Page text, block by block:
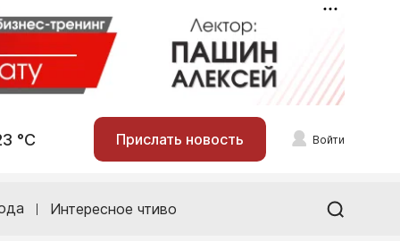
°С Прислать новость Войти
Интересное чтиво